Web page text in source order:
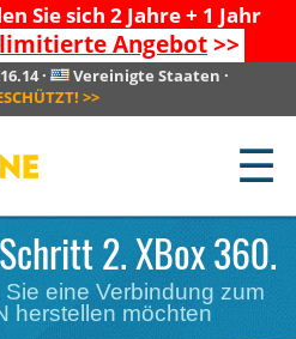
Sie sich 2 Jahre + 1 Jahr
limitierte Angebot>>
· Vereinigte Staaten ·
>>
☰
2. XBox 360.
eine Verbindung zum
herstellen möchten